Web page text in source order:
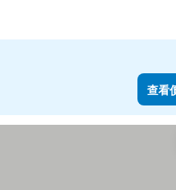
查看